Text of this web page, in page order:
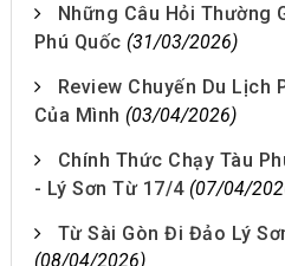
Những Câu Hỏi Thường
Phú Quốc (31/03/2026)
Review Chuyến Du Lịch
Của Mình (03/04/2026)
Chính Thức Chạy Tàu
- Lý Sơn Từ 17/4 (07/04/
Từ Sài Gòn Đi Đảo Lý
(08/04/2026)